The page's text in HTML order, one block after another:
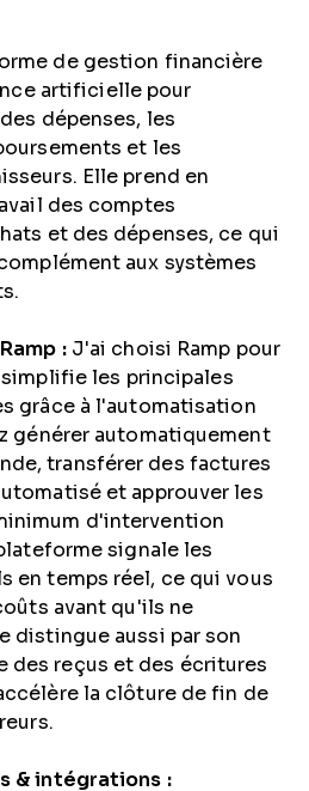
de gestion financière
artificielle pour
dépenses, les
et les
Elle prend en
des comptes
et des dépenses, ce qui
aux systèmes
:J'ai choisi Ramp pour
les principales
grâce à l'automatisation
générer automatiquement
transférer des factures
et approuver les
d'intervention
signale les
en temps réel, ce qui vous
avant qu'ils ne
distingue aussi par son
des reçus et des écritures
la clôture de fin de
& intégrations :